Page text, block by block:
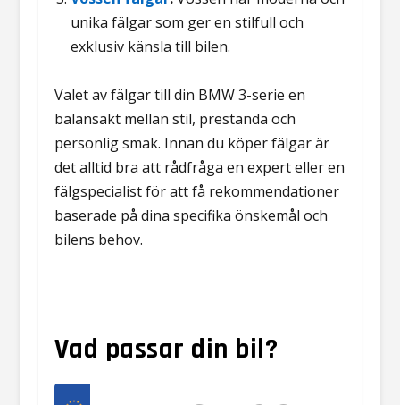
unika fälgar som ger en stilfull och
exklusiv känsla till bilen.
Valet av fälgar till din BMW 3-serie en
balansakt mellan stil, prestanda och
personlig smak. Innan du köper fälgar är
det alltid bra att rådfråga en expert eller en
fälgspecialist för att få rekommendationer
baserade på dina specifika önskemål och
bilens behov.
Vad passar din bil?